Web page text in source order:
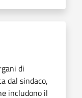
di
dal sindaco,
includono il